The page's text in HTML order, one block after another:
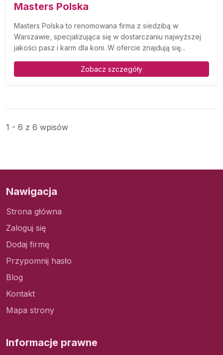
Masters Polska
Masters Polska to renomowana firma z siedzibą w
Warszawie, specjalizująca się w dostarczaniu najwyższej
jakości pasz i karm dla koni. W ofercie znajdują się...
Zobacz szczegóły
1 - 6 z 6 wpisów
Nawigacja
Strona główna
Zaloguj się
Dodaj firmę
Przypomnij hasło
Blog
Kontakt
Mapa strony
Informacje prawne